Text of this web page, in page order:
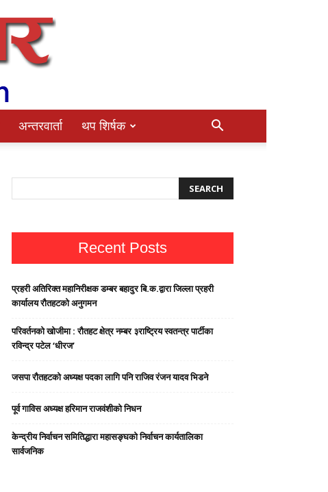
अन्तरवार्ता थप शिर्षक
Recent Posts
प्रहरी अतिरिक्त महानिरीक्षक डम्बर बहादुर बि.क.द्वारा जिल्ला प्रहरी
कार्यालय रौतहटको अनुगमन
परिवर्तनको खोजीमा : रौतहट क्षेत्र नम्बर ३राष्ट्रिय स्वतन्त्र पार्टीका
रविन्द्र पटेल ‘धीरज’
जसपा राैतहटको अध्यक्ष पदका लागि पनि राजिव रंजन यादव भिडने
पूर्व गाविस अध्यक्ष हरिमान राजवंशीको निधन
केन्द्रीय निर्वाचन समितिद्धारा महासङ्घको निर्वाचन कार्यतालिका
सार्वजनिक